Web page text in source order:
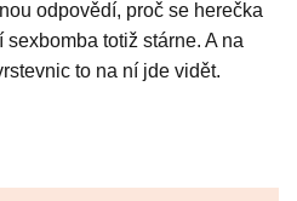
odpovědí, proč se herečka
totiž stárne. A na
to na ní jde vidět.